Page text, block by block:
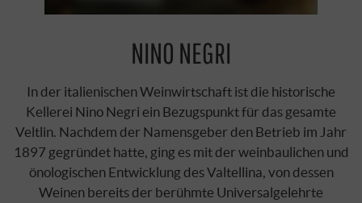
NINO NEGRI
In der italienischen Weinwirtschaft ist die historische
Kellerei Nino Negri ein Bezugspunkt für das gesamte
Veltlin. Nachdem der Namensgeber den Betrieb im Jahr
1897 gegründet hatte, ging es mit der weinbaulichen und
önologischen Entwicklung des Valtellina, von dessen
Weinen bereits der berühmte Universalgelehrte